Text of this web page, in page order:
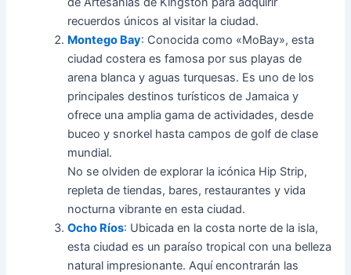
recuerdos únicos al visitar la ciudad.
Montego Bay: Conocida como «MoBay», esta
ciudad costera es famosa por sus playas de
arena blanca y aguas turquesas. Es uno de los
principales destinos turísticos de Jamaica y
ofrece una amplia gama de actividades, desde
buceo y snorkel hasta campos de golf de clase
mundial.
No se olviden de explorar la icónica Hip Strip,
repleta de tiendas, bares, restaurantes y vida
nocturna vibrante en esta ciudad.
Ocho Ríos: Ubicada en la costa norte de la isla,
esta ciudad es un paraíso tropical con una belleza
natural impresionante. Aquí encontrarán las